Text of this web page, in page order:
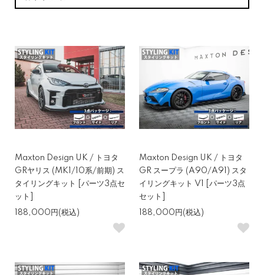
Maxton Design UK / トヨタ
GRヤリス (MK1/10系/前期) ス
タイリングキット [パーツ3点セ
ット]
188,000円(税込)
Maxton Design UK / トヨタ
GR スープラ (A90/A91) スタ
イリングキット V1 [パーツ3点
セット]
188,000円(税込)